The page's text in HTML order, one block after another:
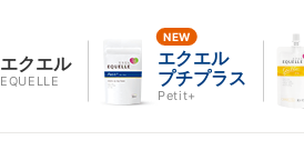
エクエル
EQUELLE
エクエル
プチプラス
Petit+